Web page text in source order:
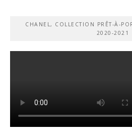
CHANEL, COLLECTION PRÊT-À-
2020-2021